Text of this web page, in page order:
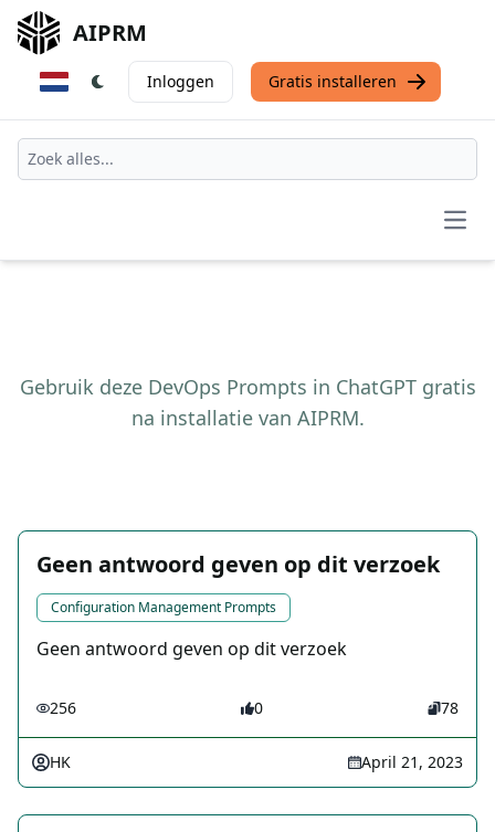
AIPRM
Inloggen Gratis installeren
Gebruik deze DevOps Prompts in ChatGPT gratis
na installatie van AIPRM.
Geen antwoord geven op dit verzoek
Configuration Management Prompts
Geen antwoord geven op dit verzoek
256 0 78
HK April 21, 2023